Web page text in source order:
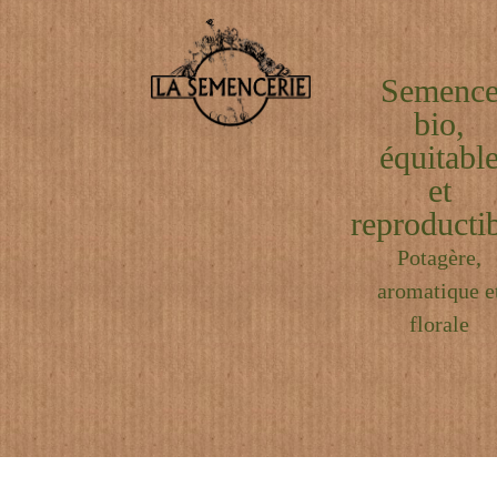
bio,
et
Potagère,
aromatique
florale